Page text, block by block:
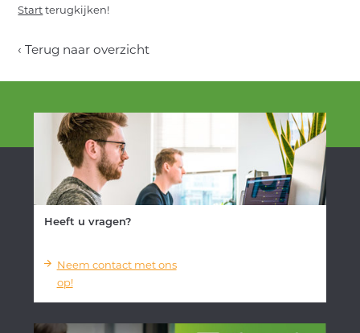
Startterugkijken!
‹ Terug naar overzicht
Heeft u vragen?
Neem contact met ons
op!